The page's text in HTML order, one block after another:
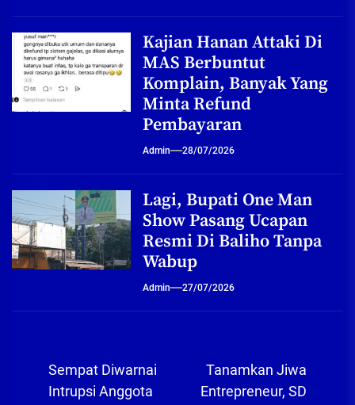
Kajian Hanan Attaki Di
MAS Berbuntut
Komplain, Banyak Yang
Minta Refund
Pembayaran
Admin 28/07/2026
Lagi, Bupati One Man
Show Pasang Ucapan
Resmi Di Baliho Tanpa
Wabup
Admin 27/07/2026
Navigasi
pos
Sempat Diwarnai
Intrupsi Anggota
Tanamkan Jiwa
Entrepreneur, SD